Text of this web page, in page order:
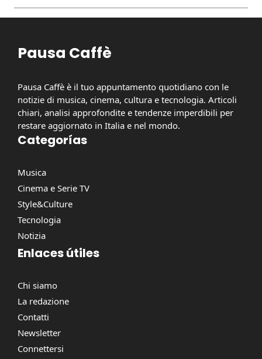
Pausa Caffè
Pausa Caffè è il tuo appuntamento quotidiano con le
notizie di musica, cinema, cultura e tecnologia. Articoli
chiari, analisi approfondite e tendenze imperdibili per
restare aggiornato in Italia e nel mondo.
Categorías
Musica
Cinema e Serie TV
Style&Culture
Tecnologia
Notizia
Enlaces útiles
Chi siamo
La redazione
Contatti
Newsletter
Connettersi